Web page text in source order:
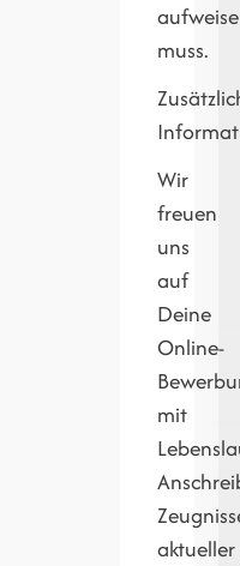
muss.
Wir
freuen
uns
auf
Deine
Online-
mit
aktueller